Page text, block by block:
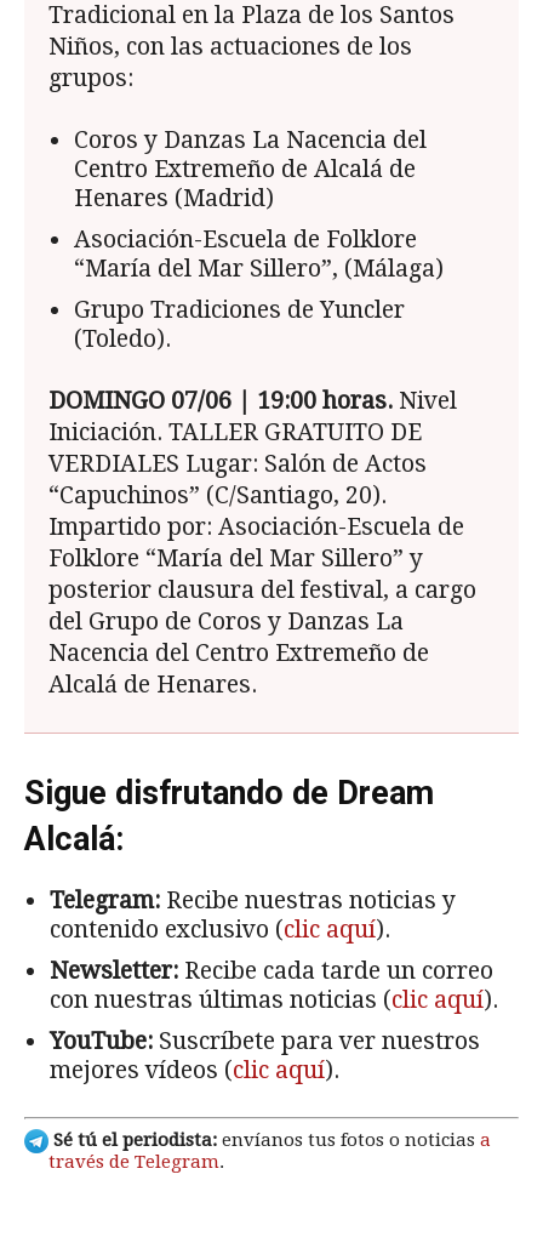
Tradicional en la Plaza de los Santos
Niños, con las actuaciones de los
grupos:
Coros y Danzas La Nacencia del
Centro Extremeño de Alcalá de
Henares (Madrid)
Asociación-Escuela de Folklore
“María del Mar Sillero”, (Málaga)
Grupo Tradiciones de Yuncler
(Toledo).
DOMINGO 07/06 | 19:00 horas. Nivel
Iniciación. TALLER GRATUITO DE
VERDIALES Lugar: Salón de Actos
“Capuchinos” (C/Santiago, 20).
Impartido por: Asociación-Escuela de
Folklore “María del Mar Sillero” y
posterior clausura del festival, a cargo
del Grupo de Coros y Danzas La
Nacencia del Centro Extremeño de
Alcalá de Henares.
Sigue disfrutando de Dream
Alcalá:
Telegram: Recibe nuestras noticias y
contenido exclusivo (clic aquí).
Newsletter: Recibe cada tarde un correo
con nuestras últimas noticias (clic aquí).
YouTube: Suscríbete para ver nuestros
mejores vídeos (clic aquí).
Sé tú el periodista: envíanos tus fotos o noticias a
través de Telegram.